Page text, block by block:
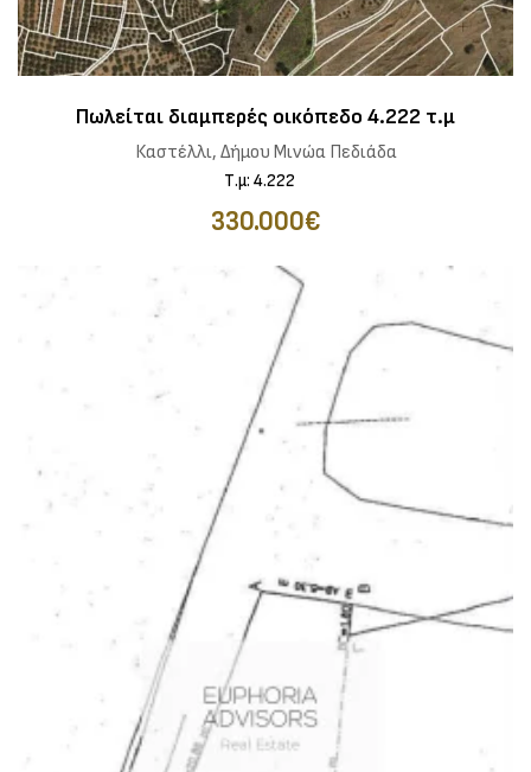
Πωλείται διαμπερές οικόπεδο 4.222 τ.μ
Καστέλλι, Δήμου Μινώα Πεδιάδα
Τ.μ: 4.222
330.000€